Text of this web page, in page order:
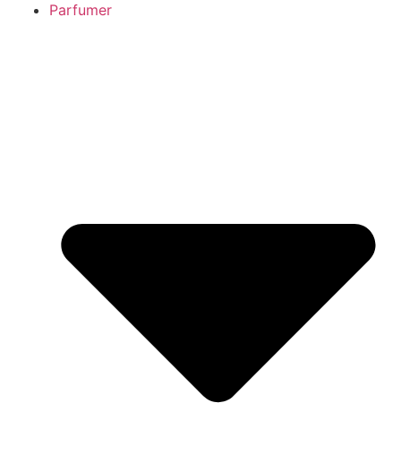
Parfumer